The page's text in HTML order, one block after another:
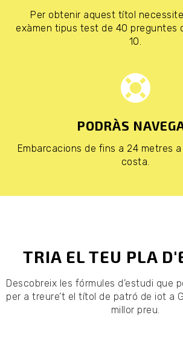
Per obtenir aquest títol
exàmen tipus test de 40 preguntes
10.
PODRÀS
Embarcacions de fins a 24 metres a
costa.
TRIA EL TEU PLA
Descobreix les fórmules d’estudi que
per a treure’t el títol de patró de iot a
millor preu.